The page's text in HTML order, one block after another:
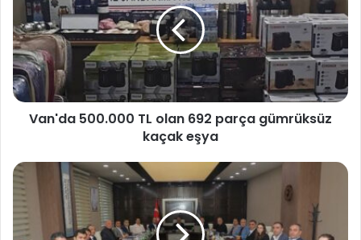
Van'da 500.000 TL olan 692 parça gümrüksüz
kaçak eşya